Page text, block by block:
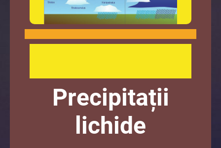
Precipitații
lichide